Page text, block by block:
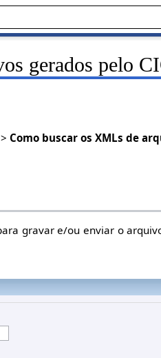
gerados pelo
> Como buscar os XMLs de
gravar e/ou enviar o